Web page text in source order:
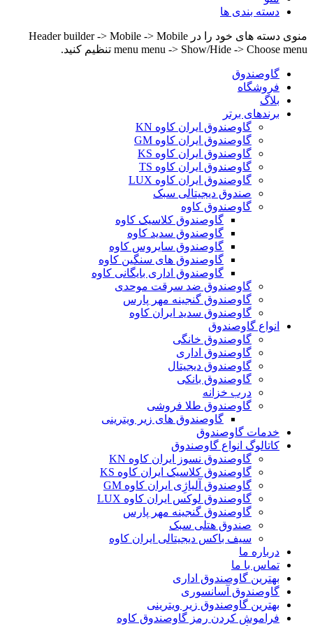
دسته بندی ها
منوی دسته های خود را در Header builder -> Mobile -> Mobile
menu menu -> Show/Hide -> Choose menu تنظیم کنید.
گاوصندوق
فروشگاه
بلاگ
برندهای برتر
گاوصندوق ایران کاوه KN
گاوصندوق ایران کاوه GM
گاوصندوق ایران کاوه KS
گاوصندوق ایران کاوه TS
گاوصندوق ایران کاوه LUX
صندوق دیجیتالی سبک
گاوصندوق کاوه
گاوصندوق کلاسیک کاوه
گاوصندوق سدید کاوه
گاوصندوق سایروس کاوه
گاوصندوق های سنگین کاوه
گاوصندوق اداری بایگانی کاوه
گاوصندوق ضد سرقت موحدی
گاوصندوق گنجینه مهر پارس
گاوصندوق سدید ایران کاوه
انواع گاوصندوق
گاوصندوق خانگی
گاوصندوق اداری
گاوصندوق دیجیتال
گاوصندوق بانکی
درب خزانه
گاوصندوق طلا فروشی
گاوصندوق های زیر ویترینی
خدمات گاوصندوق
کاتالوگ انواع گاوصندوق
گاوصندوق نسوز ایران کاوه KN
گاوصندوق کلاسیک ایران کاوه KS
گاوصندوق آلیاژِی ایران کاوه GM
گاوصندوق لوکس ایران کاوه LUX
گاوصندوق گنجینه مهر پارس
صندوق هتلی سبک
سیف باکس دیجیتالی ایران کاوه
درباره ما
تماس با ما
بهترین گاوصندوق اداری
گاوصندوق آسانسوری
بهترین گاوصندوق زیر ویترینی
فراموش کردن رمز گاوصندوق کاوه